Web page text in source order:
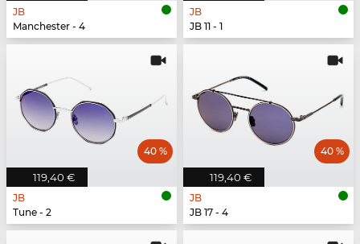
JB
Manchester - 4
JB
JB 11 - 1
119,40 €
40 %
JB
Tune - 2
119,40 €
40 %
JB
JB 17 - 4